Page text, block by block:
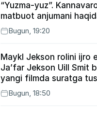
“Yuzma-yuz”.
matbuot anjumani
Bugun, 19:20
Maykl Jekson rolini ijro
Ja’far Jekson Uill Smit
yangi filmda suratga
Bugun, 18:50